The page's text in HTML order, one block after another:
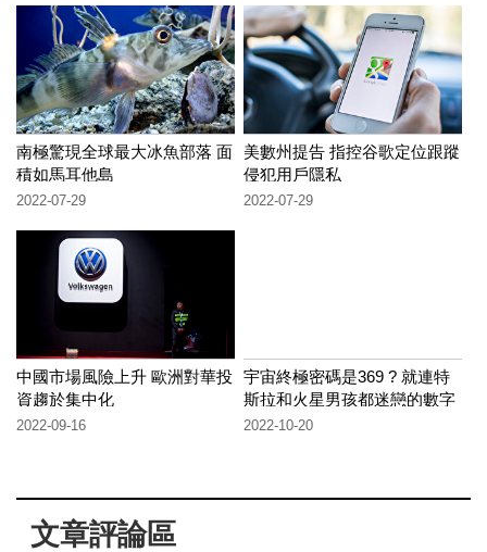
南極驚現全球最大冰魚部落 面
積如馬耳他島
2022-07-29
美數州提告 指控谷歌定位跟蹤
侵犯用戶隱私
2022-07-29
中國市場風險上升 歐洲對華投
資趨於集中化
2022-09-16
宇宙終極密碼是369 ? 就連特
斯拉和火星男孩都迷戀的數字
!【地球旅館】
2022-10-20
文章評論區